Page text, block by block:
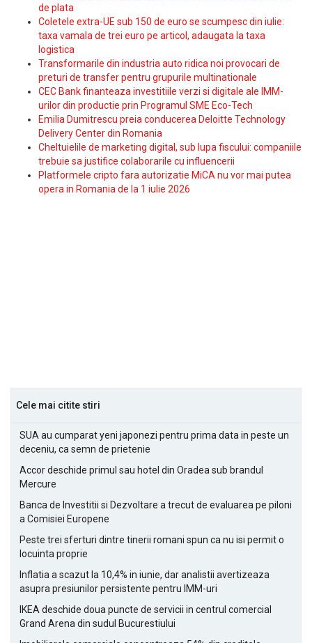
de plata
Coletele extra-UE sub 150 de euro se scumpesc din iulie:
taxa vamala de trei euro pe articol, adaugata la taxa
logistica
Transformarile din industria auto ridica noi provocari de
preturi de transfer pentru grupurile multinationale
CEC Bank finanteaza investitiile verzi si digitale ale IMM-
urilor din productie prin Programul SME Eco-Tech
Emilia Dumitrescu preia conducerea Deloitte Technology
Delivery Center din Romania
Cheltuielile de marketing digital, sub lupa fiscului: companiile
trebuie sa justifice colaborarile cu influencerii
Platformele cripto fara autorizatie MiCA nu vor mai putea
opera in Romania de la 1 iulie 2026
Cele mai citite stiri
SUA au cumparat yeni japonezi pentru prima data in peste un
deceniu, ca semn de prietenie
Accor deschide primul sau hotel din Oradea sub brandul
Mercure
Banca de Investitii si Dezvoltare a trecut de evaluarea pe piloni
a Comisiei Europene
Peste trei sferturi dintre tinerii romani spun ca nu isi permit o
locuinta proprie
Inflatia a scazut la 10,4% in iunie, dar analistii avertizeaza
asupra presiunilor persistente pentru IMM-uri
IKEA deschide doua puncte de servicii in centrul comercial
Grand Arena din sudul Bucurestiului